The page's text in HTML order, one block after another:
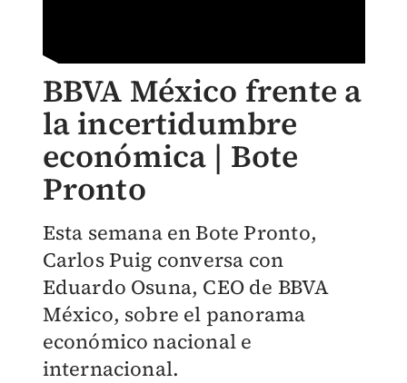
BBVA México frente a
la incertidumbre
económica | Bote
Pronto
Esta semana en Bote Pronto,
Carlos Puig conversa con
Eduardo Osuna, CEO de BBVA
México, sobre el panorama
económico nacional e
internacional.